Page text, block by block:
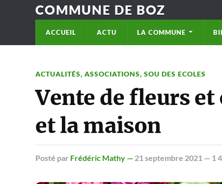
COMMUNE DE BOZ
ACCUEIL ACTU LA COMMUNE
ACTUALITÉS, ASSOCIATIONS, SOU DES ECOLES
Vente de fleurs
et la maison
Posté par Frédéric Mathy — 21 septembre 2021 — 1